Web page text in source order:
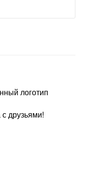
логотип
друзьями!